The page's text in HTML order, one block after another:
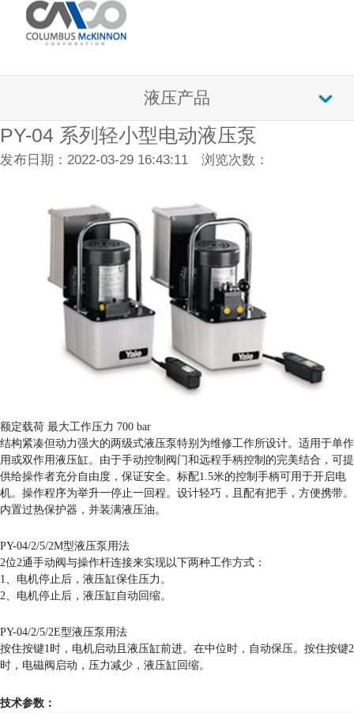
液压产品
PY-04 系列轻小型电动液压泵
发布日期：2022-03-29 16:43:11 浏览次数：
额定载荷 最大工作压力 700 bar
结构紧凑但动力强大的两级式液压泵特别为维修工作所设计。适用于单作
用或双作用液压缸。由于手动控制阀门和远程手柄控制的完美结合，可提
供给操作者充分自由度，保证安全。标配1.5米的控制手柄可用于开启电
机。操作程序为举升一停止一回程。设计轻巧，且配有把手，方便携带。
内置过热保护器，并装满液压油。
PY-04/2/5/2M型液压泵用法
2位2通手动阀与操作杆连接来实现以下两种工作方式：
1、电机停止后，液压缸保住压力。
2、电机停止后，液压缸自动回缩。
PY-04/2/5/2E型液压泵用法
按住按键1时，电机启动且液压缸前进。在中位时，自动保压。按住按键2
时，电磁阀启动，压力减少，液压缸回缩。
技术参数：